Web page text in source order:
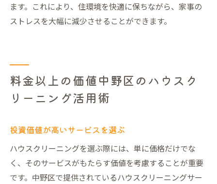
ます。これにより、住環境を快適に保ちながら、家事の
ストレスを大幅に減少させることができます。
料金以上の価値中野区のハウスク
リーニング活用術
投資価値が高いサービスを選ぶ
ハウスクリーニングを選ぶ際には、単に価格だけでな
く、そのサービスがもたらす価値を考慮することが重要
です。中野区で提供されているハウスクリーニングサー